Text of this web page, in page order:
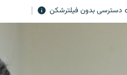
دسترسی بدون فیلترشکن